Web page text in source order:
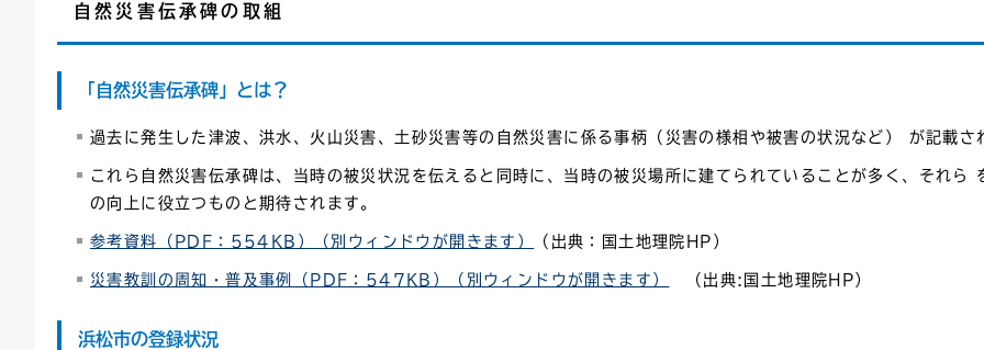
自然災害伝承碑の取組
「自然災害伝承碑」とは？
過去に発生した津波、洪水、火山災害、土砂災害等の自然災害に係る事柄（災害の様相や被害の状況など） が記載さ
これら自然災害伝承碑は、当時の被災状況を伝えると同時に、当時の被災場所に建てられていることが多く、それら
の向上に役立つものと期待されます。
参考資料（PDF：554KB）（別ウィンドウが開きます） （出典：国土地理院HP）
災害教訓の周知・普及事例（PDF：547KB）（別ウィンドウが開きます） （出典:国土地理院HP）​​​​
浜松市の登録状況